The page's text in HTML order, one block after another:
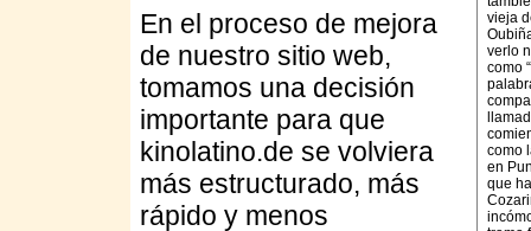
En el proceso de mejora
de nuestro sitio web,
tomamos una decisión
importante para que
kinolatino.de se volviera
más estructurado, más
rápido y menos
vieja
verlo
como
como
en
que